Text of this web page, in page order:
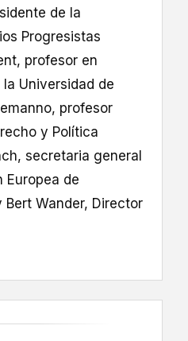
de la
Progresistas
profesor en
Universidad de
profesor
y Política
secretaria general
Europea de
Bert Wander, Director